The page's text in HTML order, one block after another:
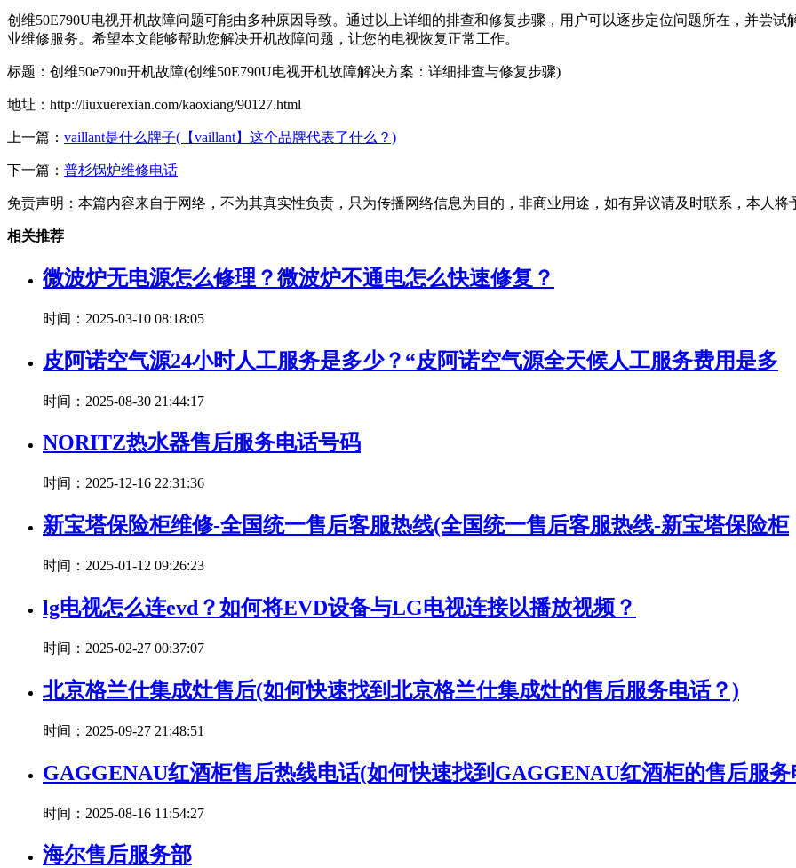
创维50E790U电视开机故障问题可能由多种原因导致。通过以上详细的排查和修复步骤，用户可以逐步定位问题所在，并尝
业维修服务。希望本文能够帮助您解决开机故障问题，让您的电视恢复正常工作。
标题：创维50e790u开机故障(创维50E790U电视开机故障解决方案：详细排查与修复步骤)
地址：http://liuxuerexian.com/kaoxiang/90127.html
上一篇： vaillant是什么牌子(【vaillant】这个品牌代表了什么？)
下一篇： 普杉锅炉维修电话
免责声明：本篇内容来自于网络，不为其真实性负责，只为传播网络信息为目的，非商业用途，如有异议请及时联系，本人将
相关推荐
微波炉无电源怎么修理？微波炉不通电怎么快速修复？
时间：2025-03-10 08:18:05
皮阿诺空气源24小时人工服务是多少？“皮阿诺空气源全天候人工服务费用是多
时间：2025-08-30 21:44:17
NORITZ热水器售后服务电话号码
时间：2025-12-16 22:31:36
新宝塔保险柜维修-全国统一售后客服热线(全国统一售后客服热线-新宝塔保险柜
时间：2025-01-12 09:26:23
lg电视怎么连evd？如何将EVD设备与LG电视连接以播放视频？
时间：2025-02-27 00:37:07
北京格兰仕集成灶售后(如何快速找到北京格兰仕集成灶的售后服务电话？)
时间：2025-09-27 21:48:51
GAGGENAU红酒柜售后热线电话(如何快速找到GAGGENAU红酒柜的售后服务
时间：2025-08-16 11:54:27
海尔售后服务部